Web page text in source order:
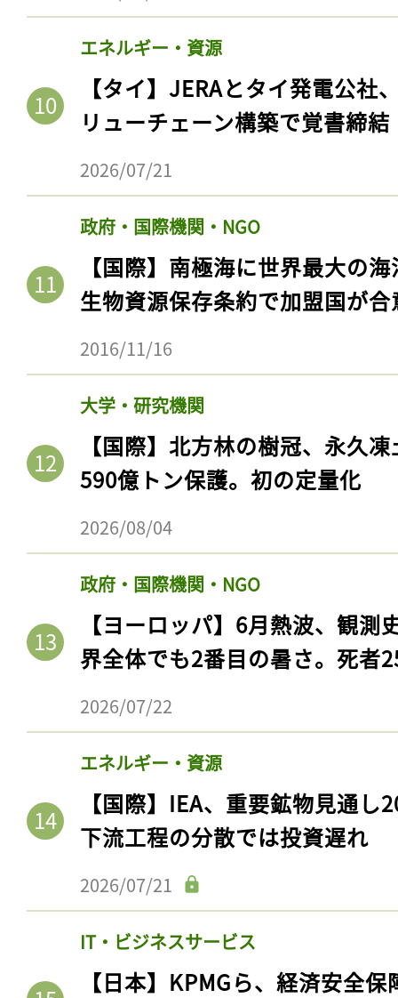
エネルギー・資源
【タイ】JERAとタイ発電公社
リューチェーン構築で覚書締結
2026/07/21
政府・国際機関・NGO
【国際】南極海に世界最大の
生物資源保存条約で加盟国が合
2016/11/16
大学・研究機関
【国際】北方林の樹冠、永久
590億トン保護。初の定量化
2026/08/04
政府・国際機関・NGO
【ヨーロッパ】6月熱波、観
界全体でも2番目の暑さ。死者
2026/07/22
エネルギー・資源
【国際】IEA、重要鉱物見通
下流工程の分散では投資遅れ
2026/07/21
IT・ビジネスサービス
【日本】KPMGら、経済安全